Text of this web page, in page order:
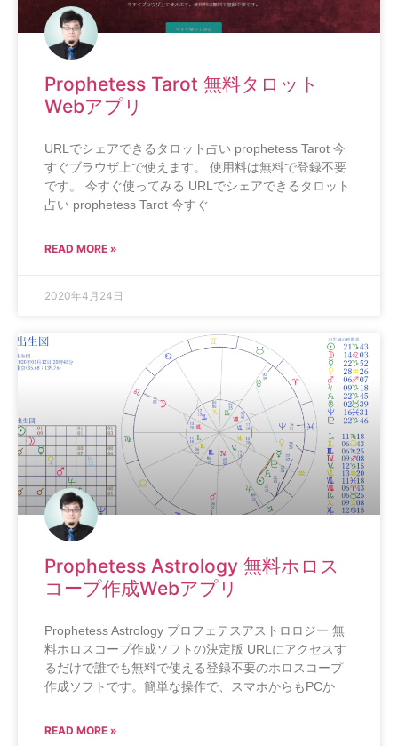
Prophetess Tarot 無料タロット
Webアプリ
URLでシェアできるタロット占い prophetess Tarot 今
すぐブラウザ上で使えます。 使用料は無料で登録不要
です。 今すぐ使ってみる URLでシェアできるタロット
占い prophetess Tarot 今すぐ
READ MORE »
2020年4月24日
Prophetess Astrology 無料ホロス
コープ作成Webアプリ
Prophetess Astrology プロフェテスアストロロジー 無
料ホロスコープ作成ソフトの決定版 URLにアクセスす
るだけで誰でも無料で使える登録不要のホロスコープ
作成ソフトです。簡単な操作で、スマホからもPCか
READ MORE »